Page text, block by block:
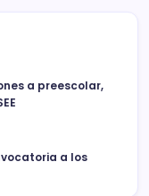
a preescolar,
a los